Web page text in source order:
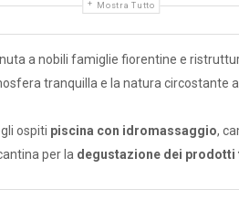
Mostra Tutto
a nobili famiglie fiorentine e
tranquilla e la natura circostante
ospiti piscina con idromassaggio,
per la degustazione dei prodotti